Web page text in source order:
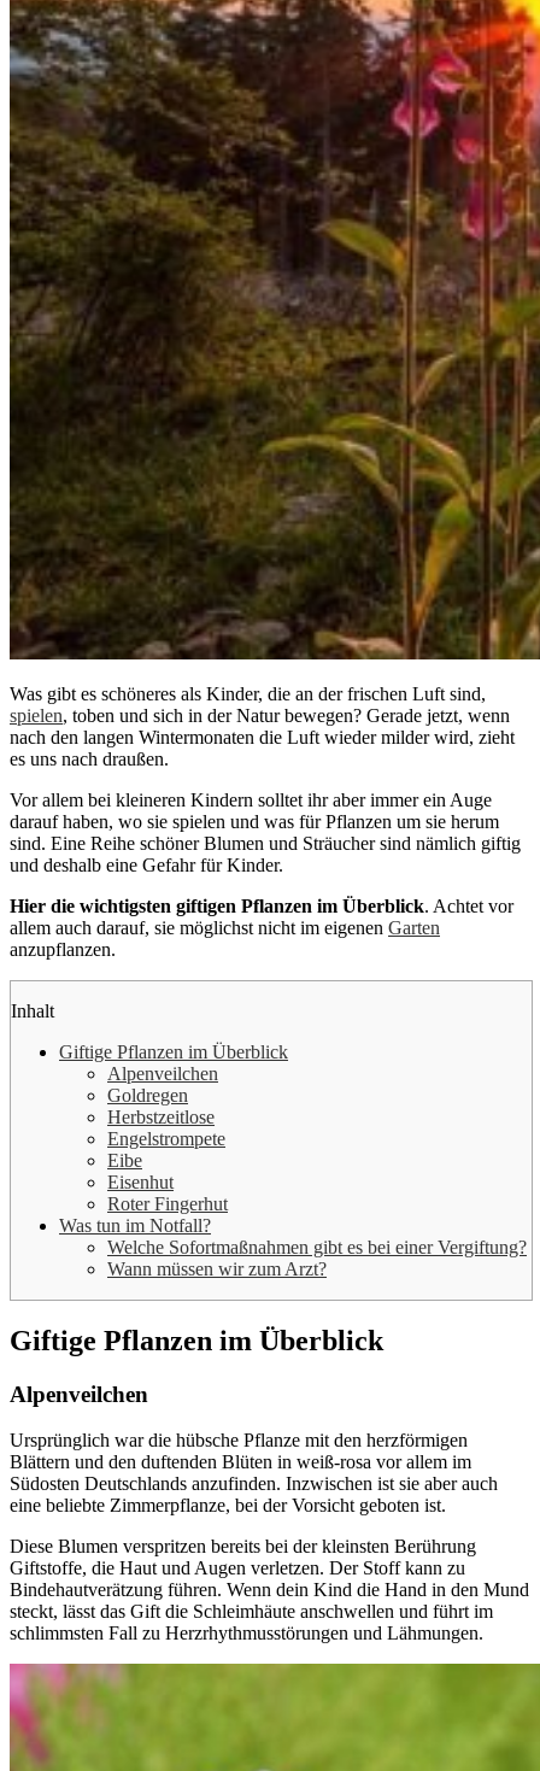
Was gibt es schöneres als Kinder, die an der frischen Luft sind,
spielen, toben und sich in der Natur bewegen? Gerade jetzt, wenn
nach den langen Wintermonaten die Luft wieder milder wird, zieht
es uns nach draußen.
Vor allem bei kleineren Kindern solltet ihr aber immer ein Auge
darauf haben, wo sie spielen und was für Pflanzen um sie herum
sind. Eine Reihe schöner Blumen und Sträucher sind nämlich giftig
und deshalb eine Gefahr für Kinder.
Hier die wichtigsten giftigen Pflanzen im Überblick. Achtet vor
allem auch darauf, sie möglichst nicht im eigenen Garten
anzupflanzen.
Inhalt
Giftige Pflanzen im Überblick
Alpenveilchen
Goldregen
Herbstzeitlose
Engelstrompete
Eibe
Eisenhut
Roter Fingerhut
Was tun im Notfall?
Welche Sofortmaßnahmen gibt es bei einer Vergiftung?
Wann müssen wir zum Arzt?
Giftige Pflanzen im Überblick
Alpenveilchen
Ursprünglich war die hübsche Pflanze mit den herzförmigen
Blättern und den duftenden Blüten in weiß-rosa vor allem im
Südosten Deutschlands anzufinden. Inzwischen ist sie aber auch
eine beliebte Zimmerpflanze, bei der Vorsicht geboten ist.
Diese Blumen verspritzen bereits bei der kleinsten Berührung
Giftstoffe, die Haut und Augen verletzen. Der Stoff kann zu
Bindehautverätzung führen. Wenn dein Kind die Hand in den Mund
steckt, lässt das Gift die Schleimhäute anschwellen und führt im
schlimmsten Fall zu Herzrhythmusstörungen und Lähmungen.